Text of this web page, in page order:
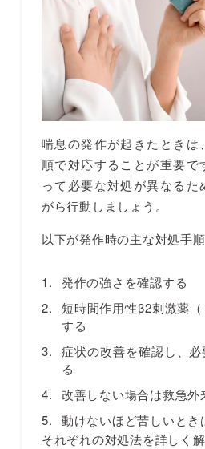
喘息の発作が起きたときは
順で対応することが重要で
って必要な対処が異なるた
がら行動しましょう。
以下が発作時の主な対処手順
発作の強さを確認する
短時間作用性β2刺激薬
する
症状の改善を確認し、
る
改善しない場合は救急外
動けないほど苦しいとき
それぞれの対処法を詳しく解